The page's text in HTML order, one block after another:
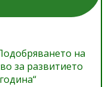
на
за развитието